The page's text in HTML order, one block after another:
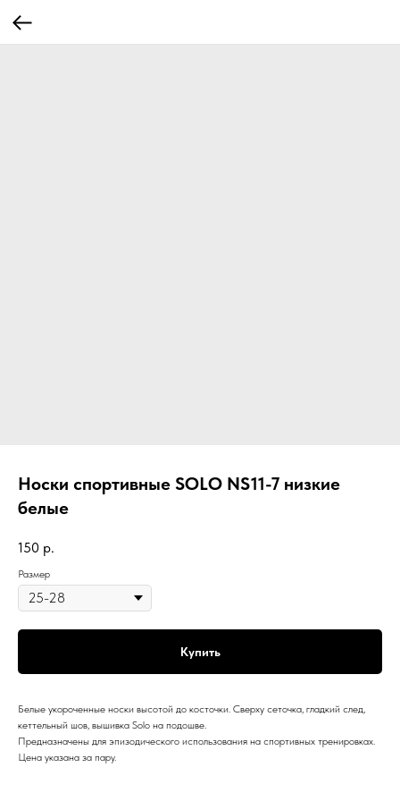
Носки спортивные SOLO NS11-7 низкие
белые
150 р.
Размер
Купить
Белые укороченные носки высотой до косточки. Сверху сеточка, гладкий след,
кеттельный шов, вышивка Solo на подошве.
Предназначены для эпизодического использования на спортивных тренировках.
Цена указана за пару.